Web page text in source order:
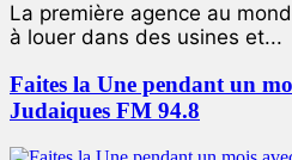
La première agence au
à louer dans des usines et...
Faites la Une pendant un
Judaiques FM 94.8